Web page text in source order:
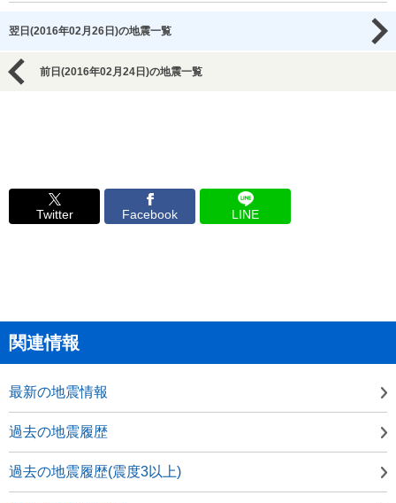
翌日(2016年02月26日)の地震一覧
前日(2016年02月24日)の地震一覧
Twitter Facebook LINE
関連情報
最新の地震情報
過去の地震履歴
過去の地震履歴(震度3以上)